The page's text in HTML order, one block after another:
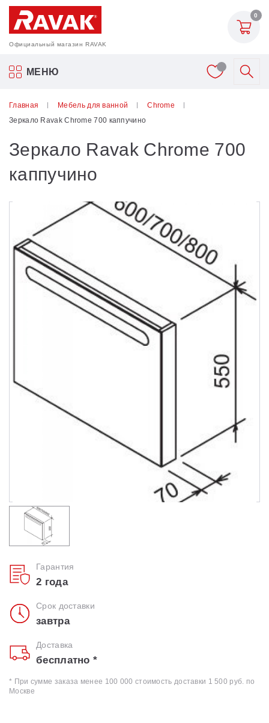
Официальный магазин RAVAK
0
МЕНЮ
Акриловые ванны Ravak
Унитазы и биде
Душевые двери
Душевые уголки
Поддоны для душа
Гидромассаж для ванны
Душевые каналы
Средства ухода
Главная Мебель для ванной
Chrome
Зеркало Ravak Chrome 700 каппучино
Зеркало Ravak Chrome 700
каппучино
Гарантия
2 года
Срок доставки
завтра
Доставка
бесплатно *
* При сумме заказа менее 100 000 стоимость доставки 1 500 руб. по
Москве